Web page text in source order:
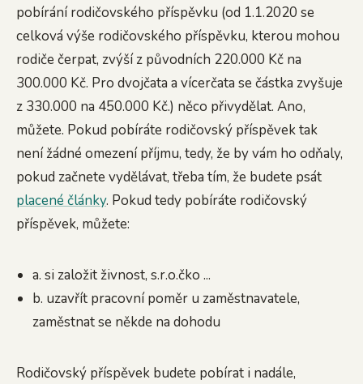
pobírání rodičovského příspěvku (od 1.1.2020 se
celková výše rodičovského příspěvku, kterou mohou
rodiče čerpat, zvýší z původních 220.000 Kč na
300.000 Kč. Pro dvojčata a vícerčata se částka zvyšuje
z 330.000 na 450.000 Kč.) něco přivydělat. Ano,
můžete. Pokud pobíráte rodičovský příspěvek tak
není žádné omezení příjmu, tedy, že by vám ho odňaly,
pokud začnete vydělávat, třeba tím, že budete psát
placené články. Pokud tedy pobíráte rodičovský
příspěvek, můžete:
a. si založit živnost, s.r.o.čko ...
b. uzavřít pracovní poměr u zaměstnavatele,
zaměstnat se někde na dohodu
Rodičovský příspěvek budete pobírat i nadále,